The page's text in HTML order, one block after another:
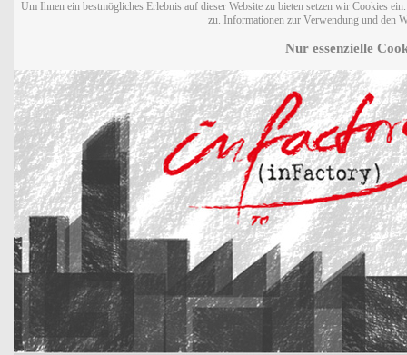
Um Ihnen ein bestmögliches Erlebnis auf dieser Website zu bieten setzen wir Cookies
zu. Informationen zur Verwendung und den
Nur essenzielle